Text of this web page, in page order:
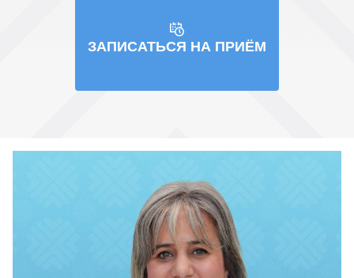
ЗАПИСАТЬСЯ НА ПРИЁМ